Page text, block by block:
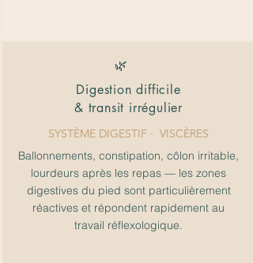
🌿
Digestion difficile
& transit irrégulier
SYSTÈME DIGESTIF · VISCÈRES
Ballonnements, constipation, côlon irritable,
lourdeurs après les repas — les zones
digestives du pied sont particulièrement
réactives et répondent rapidement au
travail réflexologique.